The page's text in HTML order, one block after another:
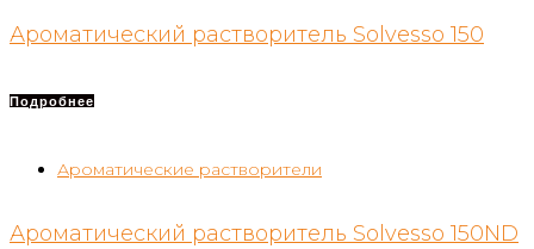
Ароматический растворитель Solvesso 150
Подробнее
Ароматические растворители
Ароматический растворитель Solvesso 150ND